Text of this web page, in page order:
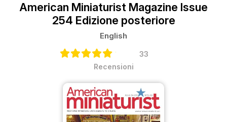
American Miniaturist Magazine Issue
254 Edizione posteriore
English
33
Recensioni